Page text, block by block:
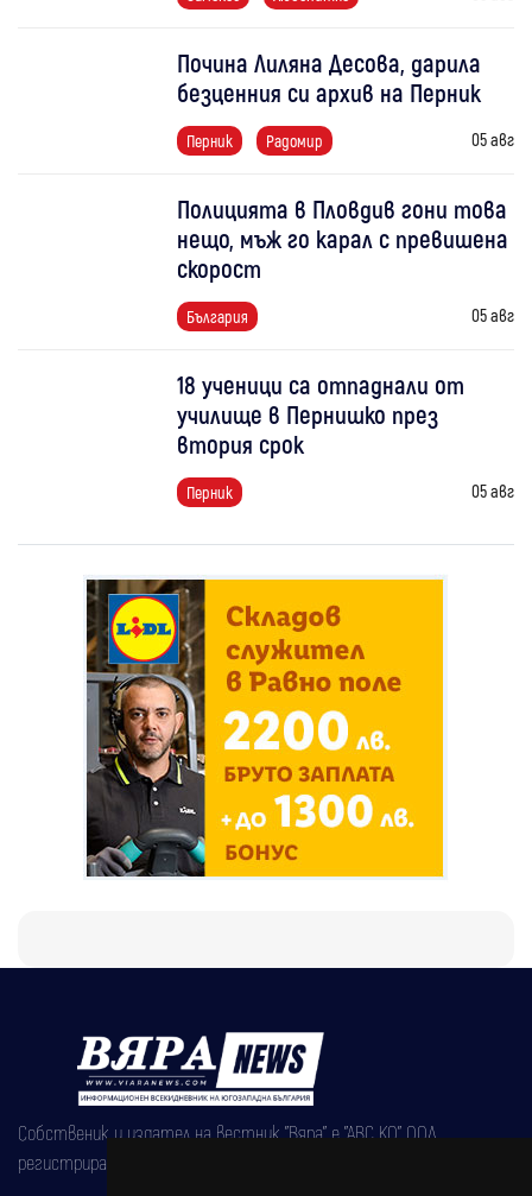
Почина Лиляна Десова, дарила
безценния си архив на Перник
Перник Радомир 05 авг
Полицията в Пловдив гони това
нещо, мъж го карал с превишена
скорост
България 05 авг
18 ученици са отпаднали от
училище в Пернишко през
втория срок
Перник 05 авг
Собственик и издател на вестник "Вяра" е "АВС КО" ООД,
регистрирана на 08.05.2002 година.